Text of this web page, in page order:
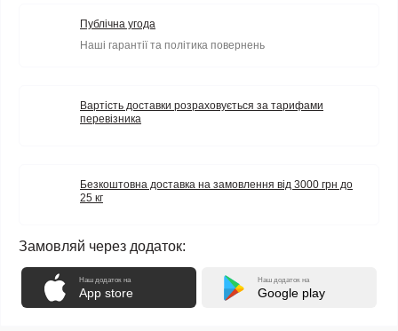
Публічна угода
Наші гарантії та політика повернень
Вартість доставки розраховується за тарифами
перевізника
Безкоштовна доставка на замовлення від 3000 грн до
25 кг
Замовляй через додаток:
Наш додаток на
App store
Наш додаток на
Google play